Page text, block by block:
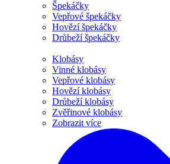
Špekáčky
Vepřové špekáčky
Hovězí špekáčky
Drůbeží špekáčky
Klobásy
Vinné klobásy
Vepřové klobásy
Hovězí klobásy
Drůbeží klobásy
Zvěřinové klobásy
Zobrazit více